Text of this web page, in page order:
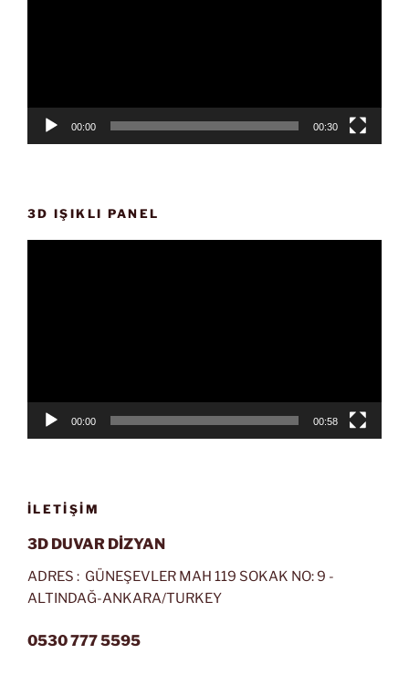
00:00 00:30
3D IŞIKLI PANEL
00:00 00:58
İLETIŞIM
3D DUVAR DİZYAN
ADRES : GÜNEŞEVLER MAH 119 SOKAK NO: 9 -
ALTINDAĞ-ANKARA/TURKEY
0530 777 5595